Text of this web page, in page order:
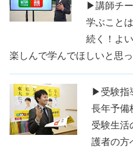
▶講師チ
学ぶこと
続く！よ
楽しんで学んでほしいと思っ
▶受験指
長年予備
受験生活
護者の方